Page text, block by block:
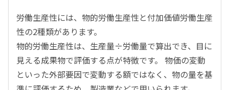
労働生産性には、物的労働生産性と付加価値労働生産
性の2種類があります。
物的労働生産性は、生産量÷労働量で算出でき、目に
見える成果物で評価する点が特徴です。 物価の変動
といった外部要因で変動する額ではなく、物の量を基